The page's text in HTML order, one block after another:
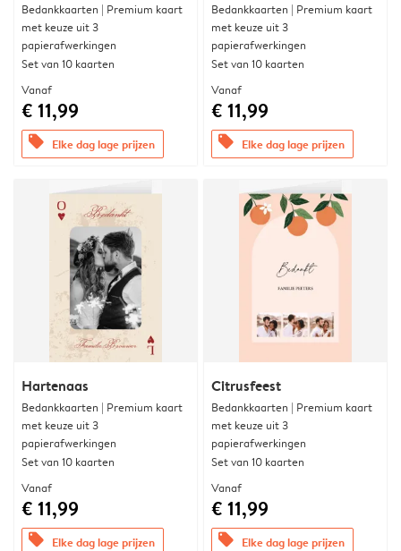
Bedankkaarten | Premium kaart
met keuze uit 3
papierafwerkingen
Set van 10 kaarten
Vanaf
€ 11,99
offers Elke dag lage prijzen
Bedankkaarten | Premium kaart
met keuze uit 3
papierafwerkingen
Set van 10 kaarten
Vanaf
€ 11,99
offers Elke dag lage prijzen
Hartenaas
Bedankkaarten | Premium kaart
met keuze uit 3
papierafwerkingen
Set van 10 kaarten
Vanaf
€ 11,99
offers Elke dag lage prijzen
Citrusfeest
Bedankkaarten | Premium kaart
met keuze uit 3
papierafwerkingen
Set van 10 kaarten
Vanaf
€ 11,99
offers Elke dag lage prijzen